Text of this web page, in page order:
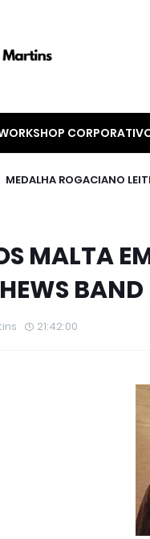
MEDALHA ROGACIANO
MALTA
21:42:00